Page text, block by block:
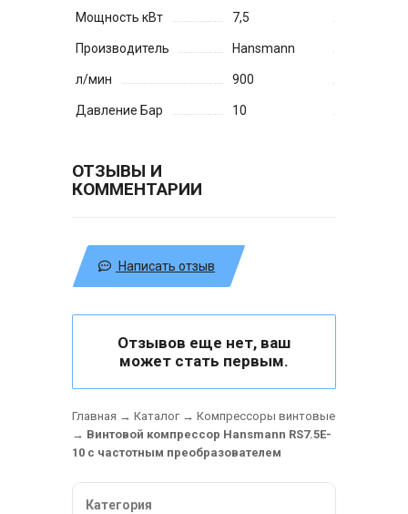
Мощность кВт 7,5
Производитель Hansmann
л/мин 900
Давление Бар 10
ОТЗЫВЫ И
КОММЕНТАРИИ
Написать отзыв
Отзывов еще нет, ваш
может стать первым.
Главная → Каталог→ Компрессоры винтовые
→ Винтовой компрессор Hansmann RS7.5E-
10 с частотным преобразователем
Категория